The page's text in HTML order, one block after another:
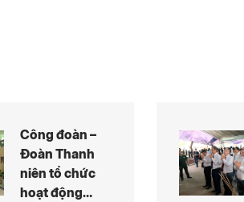
Công đoàn –
Đoàn Thanh
niên tổ chức
hoạt động